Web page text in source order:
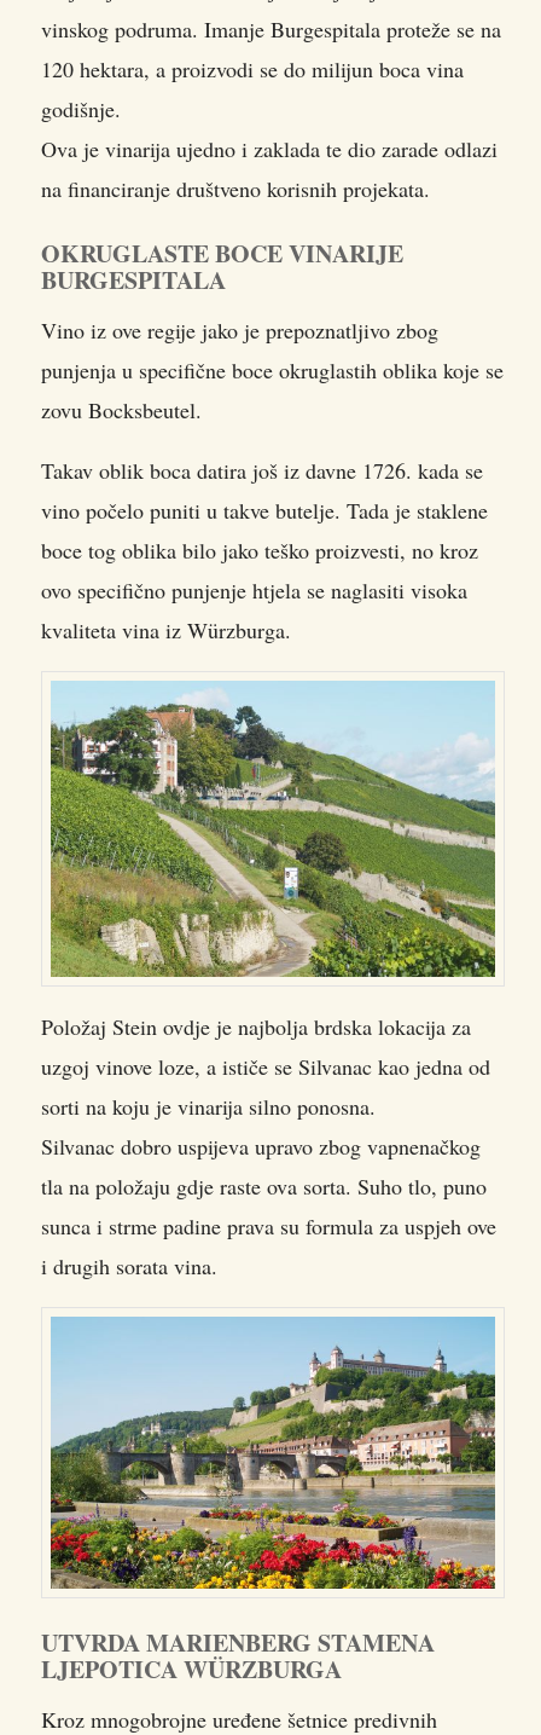
vinskog podruma. Imanje Burgespitala proteže se na
120 hektara, a proizvodi se do milijun boca vina
godišnje.
Ova je vinarija ujedno i zaklada te dio zarade odlazi
na financiranje društveno korisnih projekata.
OKRUGLASTE BOCE VINARIJE
BURGESPITALA
Vino iz ove regije jako je prepoznatljivo zbog
punjenja u specifične boce okruglastih oblika koje se
zovu Bocksbeutel.
Takav oblik boca datira još iz davne 1726. kada se
vino počelo puniti u takve butelje. Tada je staklene
boce tog oblika bilo jako teško proizvesti, no kroz
ovo specifično punjenje htjela se naglasiti visoka
kvaliteta vina iz Würzburga.
Položaj Stein ovdje je najbolja brdska lokacija za
uzgoj vinove loze, a ističe se Silvanac kao jedna od
sorti na koju je vinarija silno ponosna.
Silvanac dobro uspijeva upravo zbog vapnenačkog
tla na položaju gdje raste ova sorta. Suho tlo, puno
sunca i strme padine prava su formula za uspjeh ove
i drugih sorata vina.
UTVRDA MARIENBERG STAMENA
LJEPOTICA WÜRZBURGA
Kroz mnogobrojne uređene šetnice predivnih